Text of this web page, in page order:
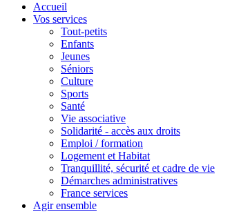
Accueil
Vos services
Tout-petits
Enfants
Jeunes
Séniors
Culture
Sports
Santé
Vie associative
Solidarité - accès aux droits
Emploi / formation
Logement et Habitat
Tranquillité, sécurité et cadre de vie
Démarches administratives
France services
Agir ensemble